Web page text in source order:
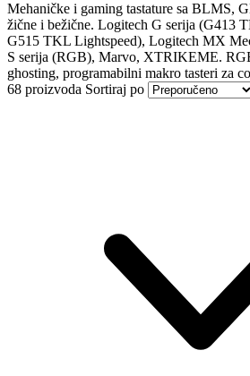
Mehaničke i gaming tastature sa BLMS,
žične i bežične. Logitech G serija (G413
G515 TKL Lightspeed), Logitech MX
S serija (RGB), Marvo, XTRIKEME.
ghosting, programabilni makro tasteri za
68 proizvoda Sortiraj po